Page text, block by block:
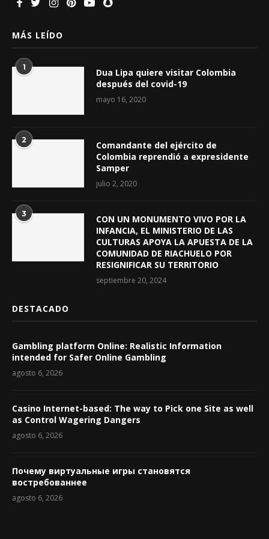
MÁS LEÍDO
1
Dua Lipa quiere visitar Colombia
después del covid-19
mayo 16, 2020
2
Comandante del ejército de
Colombia reprendió a expresidente
Samper
julio 2, 2020
3
CON UN MONUMENTO VIVO POR LA
INFANCIA, EL MINISTERIO DE LAS
CULTURAS APOYA LA APUESTA DE LA
COMUNIDAD DE RIACHUELO POR
RESIGNIFICAR SU TERRITORIO
septiembre 20, 2024
DESTACADO
Gambling platform Online: Realistic Information
intended for Safer Online Gambling
agosto 6, 2026
Casino Internet-based: The way to Pick one Site as well
as Control Wagering Dangers
agosto 6, 2026
Почему виртуальные игры становятся
востребованнее
agosto 6, 2026